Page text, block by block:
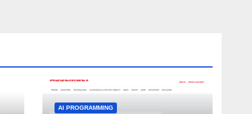
AI PROGRAMMING